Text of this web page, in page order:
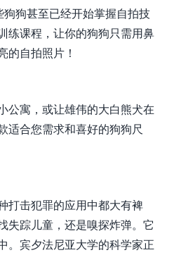
狗狗甚至已经开始掌握自拍技
练课程，让你的狗狗只需用鼻
的自拍照片！
公寓，或让雄伟的大白熊犬在
适合您需求和喜好的狗狗尺
打击犯罪的应用中都大有裨
失踪儿童，还是嗅探炸弹。它
。宾夕法尼亚大学的科学家正